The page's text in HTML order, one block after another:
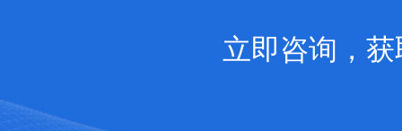
立即咨询，